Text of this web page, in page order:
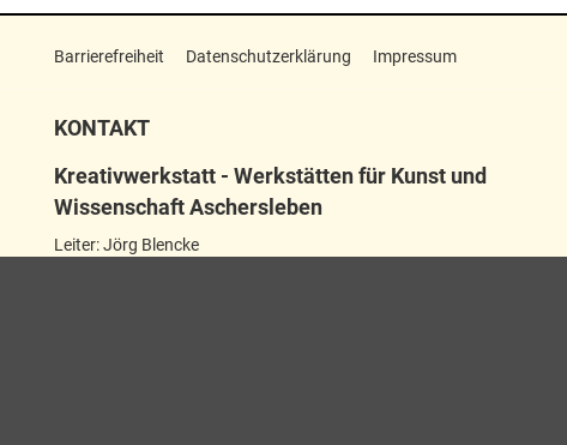
Barrierefreiheit Datenschutzerklärung Impressum
KONTAKT
Kreativwerkstatt - Werkstätten für Kunst und
Wissenschaft Aschersleben
Leiter: Jörg Blencke